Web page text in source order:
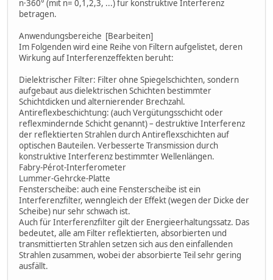
n·360° (mit n= 0,1,2,3, ...) für konstruktive Interferenz
betragen.
Anwendungsbereiche [Bearbeiten]
Im Folgenden wird eine Reihe von Filtern aufgelistet, deren
Wirkung auf Interferenzeffekten beruht:
Dielektrischer Filter: Filter ohne Spiegelschichten, sondern
aufgebaut aus dielektrischen Schichten bestimmter
Schichtdicken und alternierender Brechzahl.
Antireflexbeschichtung: (auch Vergütungsschicht oder
reflexmindernde Schicht genannt) – destruktive Interferenz
der reflektierten Strahlen durch Antireflexschichten auf
optischen Bauteilen. Verbesserte Transmission durch
konstruktive Interferenz bestimmter Wellenlängen.
Fabry-Pérot-Interferometer
Lummer-Gehrcke-Platte
Fensterscheibe: auch eine Fensterscheibe ist ein
Interferenzfilter, wenngleich der Effekt (wegen der Dicke der
Scheibe) nur sehr schwach ist.
Auch für Interferenzfilter gilt der Energieerhaltungssatz. Das
bedeutet, alle am Filter reflektierten, absorbierten und
transmittierten Strahlen setzen sich aus den einfallenden
Strahlen zusammen, wobei der absorbierte Teil sehr gering
ausfällt.